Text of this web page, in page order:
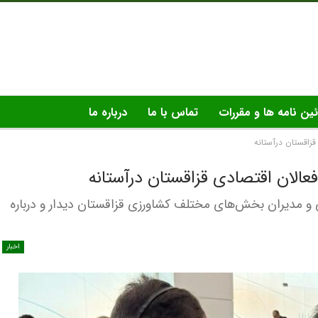
نامه ها و مقررات تماس با ما درباره ما
درآستانه
اقتصادی قزاقستان درآستانه
مدیران بخش‌های مختلف کشاورزی قزاقستان دیدار و درباره
اخبار